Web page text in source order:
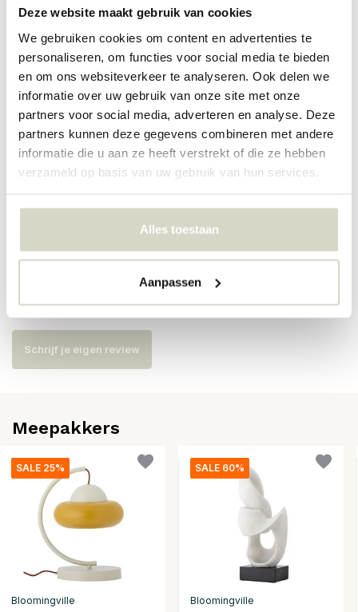
Deze website maakt gebruik van cookies
We gebruiken cookies om content en advertenties te
personaliseren, om functies voor social media te bieden
en om ons websiteverkeer te analyseren. Ook delen we
informatie over uw gebruik van onze site met onze
partners voor social media, adverteren en analyse. Deze
partners kunnen deze gegevens combineren met andere
informatie die u aan ze heeft verstrekt of die ze hebben
verzameld op basis van uw gebruik van hun services.
Alles toestaan
Aanpassen
Afmeting: diameter 20 x hoogte 24cm
Kleur: blauw
Overige: per item kunnen er verschillen zijn
PRODUCTSPECIFICATIES
Artikelnummer 82072602
SKU 82072602
EAN 5711173349470
Er zijn nog geen reviews geschreven over dit product..
Schrijf je eigen review
Meepakkers
SALE 25%
Bloomingville
SALE 60%
Bloomingville